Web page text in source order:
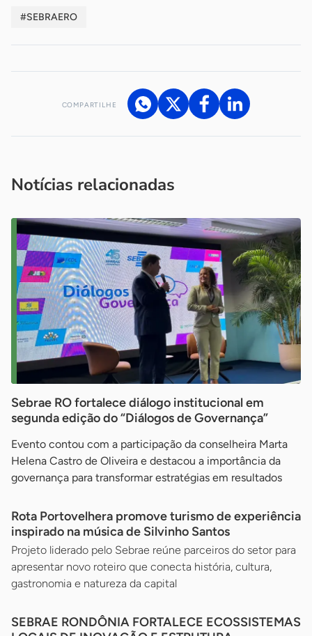
#SEBRAERO
COMPARTILHE
Notícias relacionadas
Sebrae RO fortalece diálogo institucional em
segunda edição do “Diálogos de Governança”
Evento contou com a participação da conselheira Marta
Helena Castro de Oliveira e destacou a importância da
governança para transformar estratégias em resultados
Rota Portovelhera promove turismo de experiência
inspirado na música de Silvinho Santos
Projeto liderado pelo Sebrae reúne parceiros do setor para
apresentar novo roteiro que conecta história, cultura,
gastronomia e natureza da capital
SEBRAE RONDÔNIA FORTALECE ECOSSISTEMAS